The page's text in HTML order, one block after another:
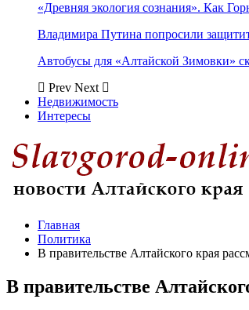
«Древняя экология сознания». Как
Владимира Путина попросили
Автобусы для «Алтайской Зимовки»
Prev Next
Недвижимость
Интересы
Главная
Политика
В правительстве Алтайского края
В правительстве